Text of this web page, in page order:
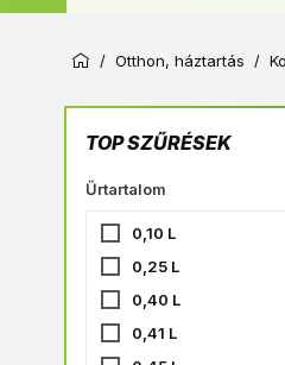
/ Otthon, háztartás /
TOP SZŰRÉSEK
Űrtartalom
0,10 L
0,25 L
0,40 L
0,41 L